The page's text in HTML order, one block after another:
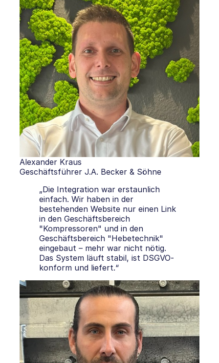
Alexander Kraus
Geschäftsführer J.A. Becker & Söhne
„Die Integration war erstaunlich
einfach. Wir haben in der
bestehenden Website nur einen Link
in den Geschäftsbereich
"Kompressoren" und in den
Geschäftsbereich "Hebetechnik"
eingebaut – mehr war nicht nötig.
Das System läuft stabil, ist DSGVO-
konform und liefert.“